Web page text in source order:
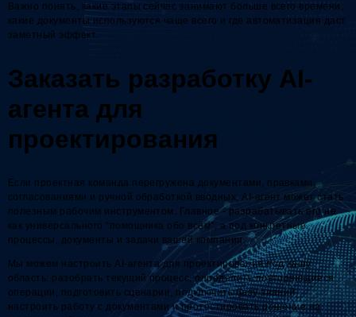
Важно понять, какие этапы сейчас занимают больше всего времени,
какие документы используются чаще всего и где автоматизация даст
заметный эффект.
Заказать разработку AI-
агента для
проектирования
Если проектная команда перегружена документами, правками,
согласованиями и ручной обработкой вводных, AI-агент может стать
полезным рабочим инструментом. Главное - разрабатывать его не
как универсального “помощника обо всём”, а под конкретные
процессы, документы и задачи вашей компании.
Мы можем настроить AI-агента для проектирования под вашу
область: разобрать текущий процесс, определить повторяющиеся
операции, подготовить сценарии, подключить базу знаний,
настроить работу с документами и протестировать решение на